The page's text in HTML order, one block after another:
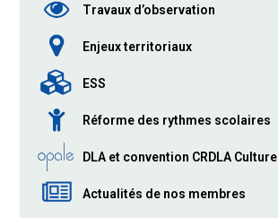
Travaux d’observation
Enjeux territoriaux
ESS
Réforme des rythmes scolaires
DLA et convention CRDLA Culture
Actualités de nos membres